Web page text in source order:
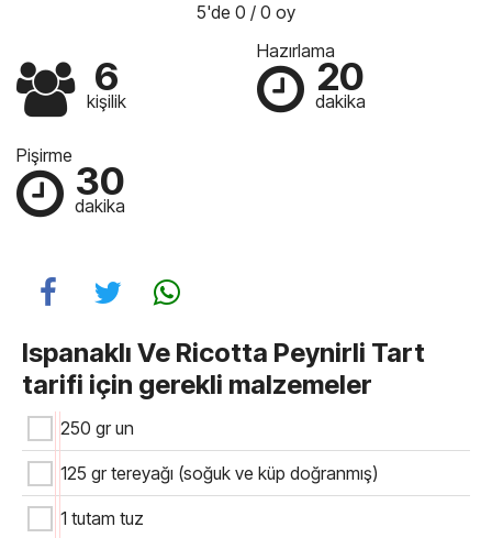
5'de 0 / 0 oy
6
kişilik
Hazırlama
20
dakika
Pişirme
30
dakika
Ispanaklı Ve Ricotta Peynirli Tart
tarifi için gerekli malzemeler
250 gr un
125 gr tereyağı (soğuk ve küp doğranmış)
1 tutam tuz